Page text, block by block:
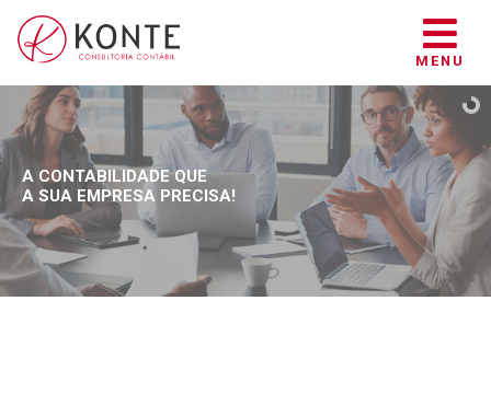
MENU
A CONTABILIDADE QUE
A SUA EMPRESA PRECISA!